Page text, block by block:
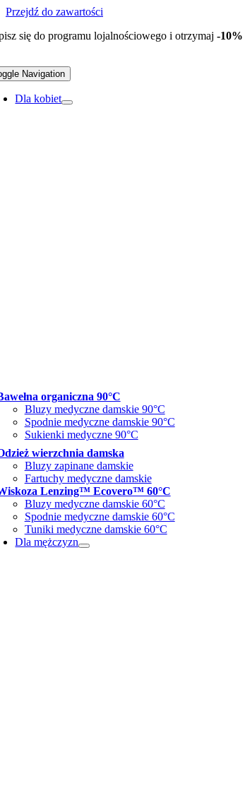
Przejdź do zawartości
się do programu lojalnościowego i otrzymaj-10%
Navigation
Dla kobiet
organiczna 90°C
Bluzy medyczne damskie 90°C
Spodnie medyczne damskie 90°C
Sukienki medyczne 90°C
wierzchnia damska
Bluzy zapinane damskie
Fartuchy medyczne damskie
Lenzing™ Ecovero™ 60°C
Bluzy medyczne damskie 60°C
Spodnie medyczne damskie 60°C
Tuniki medyczne damskie 60°C
Dla mężczyzn